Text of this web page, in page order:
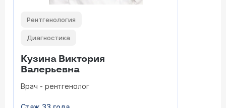
Рентгенология
Диагностика
Кузина Виктория
Валерьевна
Врач - рентгенолог